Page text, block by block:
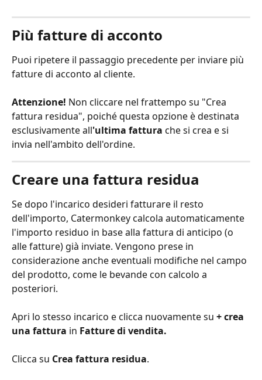
Più fatture di acconto
Puoi ripetere il passaggio precedente per inviare più
fatture di acconto al cliente.
Attenzione! Non cliccare nel frattempo su "Crea
fattura residua", poiché questa opzione è destinata
esclusivamente all'ultima fattura che si crea e si
invia nell'ambito dell'ordine.
Creare una fattura residua
Se dopo l'incarico desideri fatturare il resto
dell'importo, Catermonkey calcola automaticamente
l'importo residuo in base alla fattura di anticipo (o
alle fatture) già inviate. Vengono prese in
considerazione anche eventuali modifiche nel campo
del prodotto, come le bevande con calcolo a
posteriori.
Apri lo stesso incarico e clicca nuovamente su + crea
una fattura in Fatture di vendita.
Clicca su Crea fattura residua.